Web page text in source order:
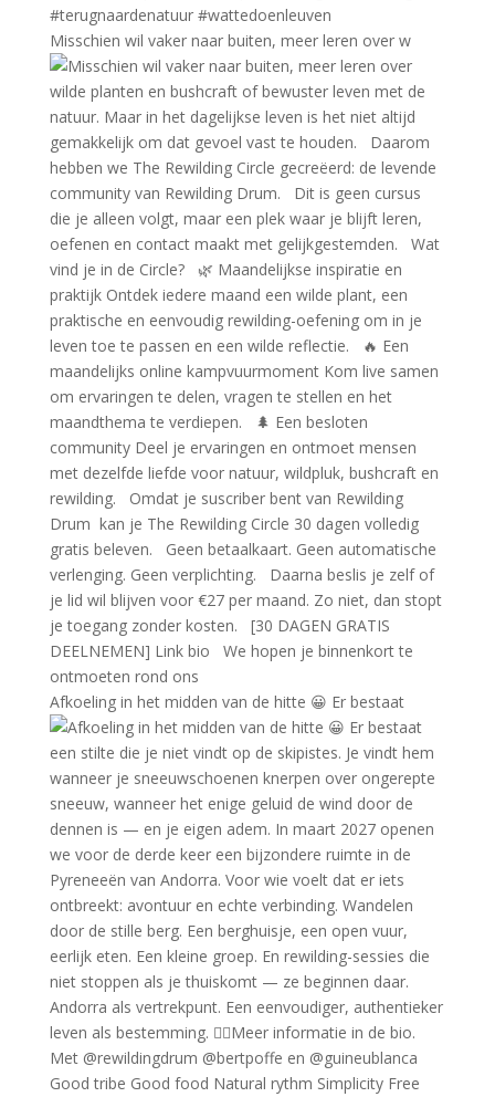
Misschien wil vaker naar buiten, meer leren over w
Afkoeling in het midden van de hitte 😀 Er bestaat
Good tribe Good food Natural rythm Simplicity Free